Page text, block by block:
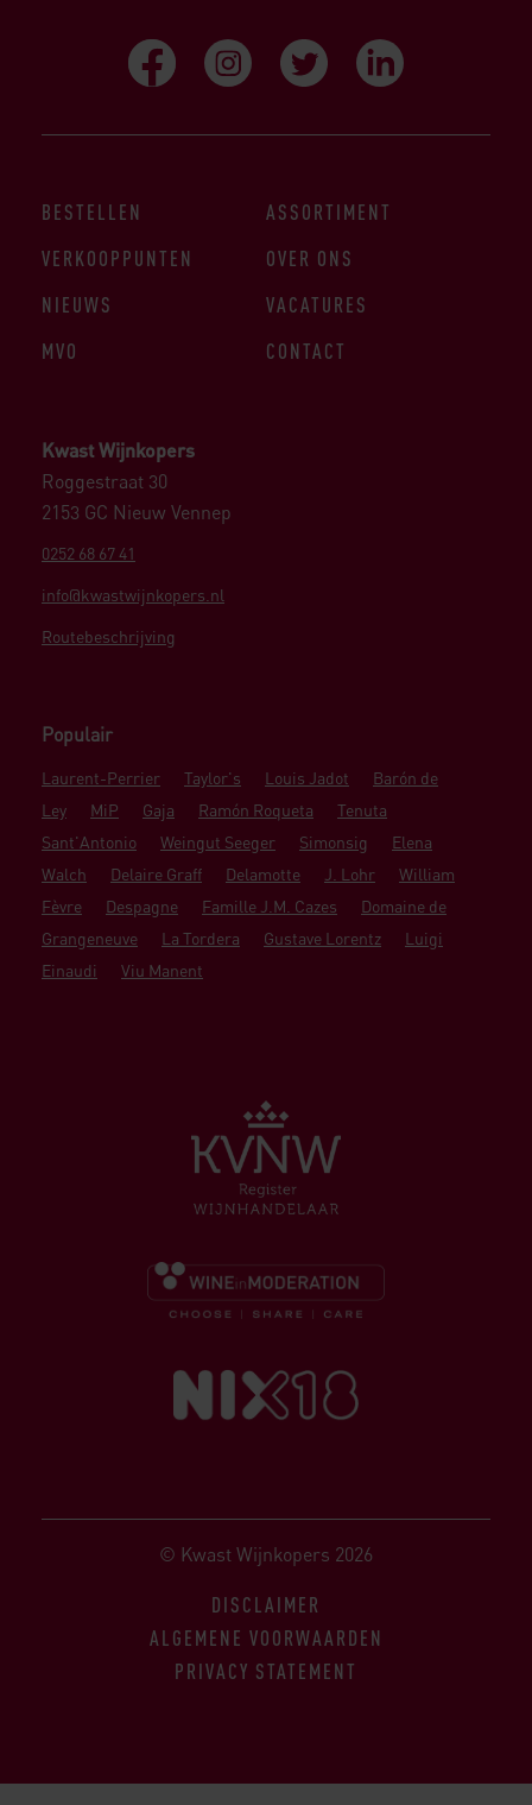
Kwast Wijnkopers
Roggestraat 30
2153 GC Nieuw Vennep
0252 68 67 41
info@kwastwijnkopers.nl
Routebeschrijving
Populair
Laurent-Perrier Taylor's Louis Jadot
Barón de
Ley
MiP Gaja Ramón Roqueta
Tenuta
Sant'Antonio
Weingut Seeger Simonsig
Elena
Walch
Delaire Graff Delamotte J. Lohr
William
Fèvre
Despagne Famille J.M. Cazes
Domaine de
Grangeneuve
La Tordera Gustave Lorentz
Luigi
Einaudi
Viu Manent
BESTELLEN
ASSORTIMENT
VERKOOPPUNTEN
OVER ONS
NIEUWS
VACATURES
MVO
CONTACT
© Kwast Wijnkopers 2026
DISCLAIMER
ALGEMENE VOORWAARDEN
PRIVACY STATEMENT